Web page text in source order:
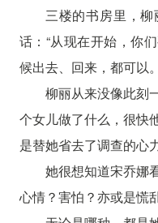
三楼的书房里，
话：“从现在开始，你
候出去、回来，都可以
柳丽从来没像此刻
个女儿做了什么，很快
是替她省去了调查的心力
她很想知道宋乔娜
心情？害怕？亦或是慌